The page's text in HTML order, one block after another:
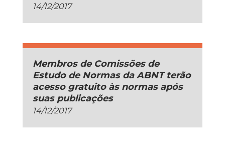
14/12/2017
Membros de Comissões de
Estudo de Normas da ABNT terão
acesso gratuito às normas após
suas publicações
14/12/2017